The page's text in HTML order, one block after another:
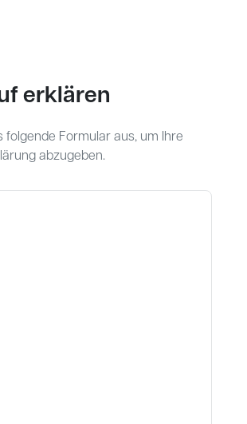
erklären
folgende Formular aus, um Ihre
abzugeben.